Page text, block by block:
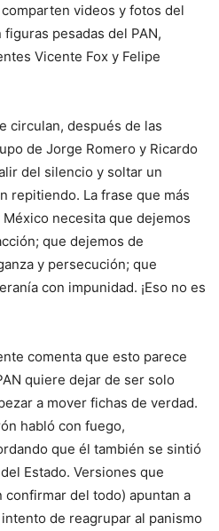
videos y fotos del
pesadas del PAN,
Vicente Fox y Felipe
circulan, después de las
de Jorge Romero y Ricardo
del silencio y soltar un
repitiendo. La frase que más
necesita que dejemos
que dejemos de
y persecución; que
con impunidad. ¡Eso no es
comenta que esto parece
quiere dejar de ser solo
a mover fichas de verdad.
habló con fuego,
que él también se sintió
Estado. Versiones que
del todo) apuntan a
de reagrupar al panismo